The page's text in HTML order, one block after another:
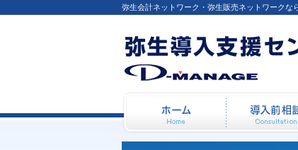
【弥生カレッジ】2008
弥生会計ネットワーク・弥生販売ネットワークな
ホーム